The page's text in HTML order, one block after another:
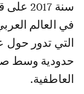
في العالم
التي تدور حول
حدودية وسط
العاطفية.